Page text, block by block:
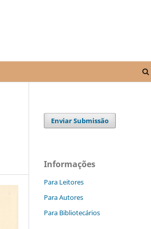
Enviar Submissão
Informações
Para Leitores
Para Autores
Para Bibliotecários